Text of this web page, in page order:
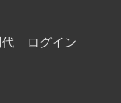
ログイン